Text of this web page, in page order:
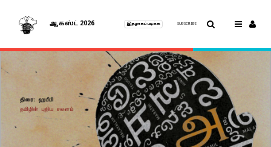
ஆகஸ்ட் 2026 இதழாகப் படிக்க SUBSCRIBE